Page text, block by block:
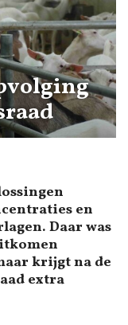
en
Daar was
krijgt na de
extra